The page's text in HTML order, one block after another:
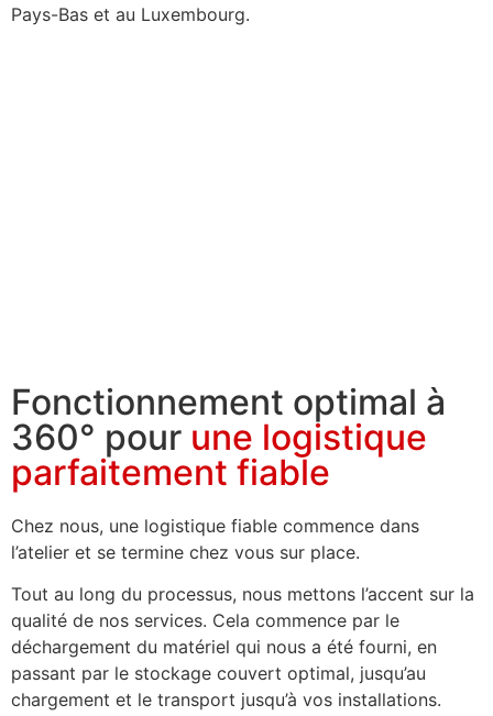
Pays-Bas et au Luxembourg.
Fonctionnement optimal à
360° pour une logistique
parfaitement fiable
Chez nous, une logistique fiable commence dans
l’atelier et se termine chez vous sur place.
Tout au long du processus, nous mettons l’accent sur la
qualité de nos services. Cela commence par le
déchargement du matériel qui nous a été fourni, en
passant par le stockage couvert optimal, jusqu’au
chargement et le transport jusqu’à vos installations.